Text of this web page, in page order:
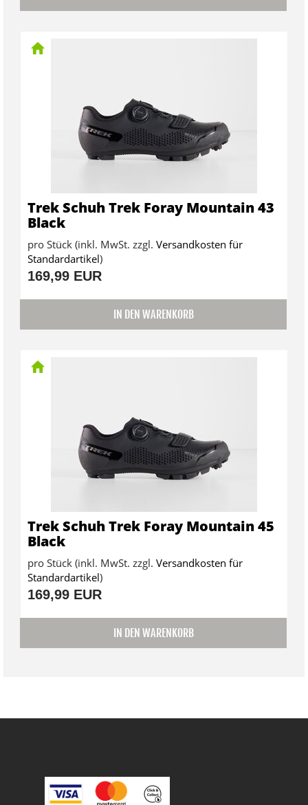
Trek Schuh Trek Foray Mountain 43
Black
pro Stück (inkl. MwSt. zzgl. Versandkosten für
Standardartikel)
169,99 EUR
IN DEN WARENKORB
Trek Schuh Trek Foray Mountain 45
Black
pro Stück (inkl. MwSt. zzgl. Versandkosten für
Standardartikel)
169,99 EUR
IN DEN WARENKORB